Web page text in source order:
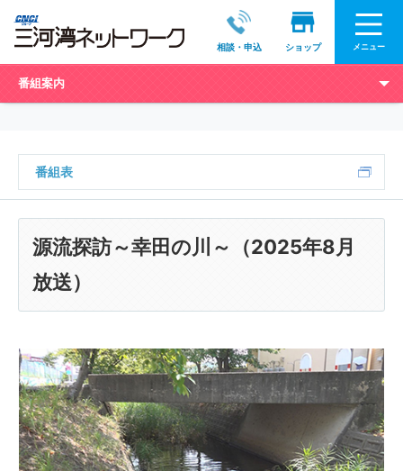
相談・申込 ショップ メニュー
番組案内
番組表
源流探訪～幸田の川～（2025年8月
放送）